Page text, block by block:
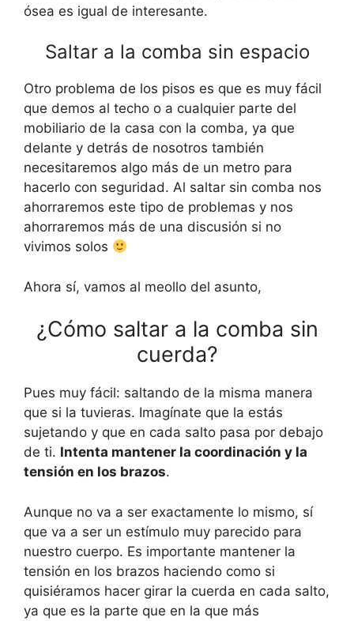
ósea es igual de interesante.
Saltar a la comba sin espacio
Otro problema de los pisos es que es muy fácil
que demos al techo o a cualquier parte del
mobiliario de la casa con la comba, ya que
delante y detrás de nosotros también
necesitaremos algo más de un metro para
hacerlo con seguridad. Al saltar sin comba nos
ahorraremos este tipo de problemas y nos
ahorraremos más de una discusión si no
vivimos solos
Ahora sí, vamos al meollo del asunto,
¿Cómo saltar a la comba sin
cuerda?
Pues muy fácil: saltando de la misma manera
que si la tuvieras. Imagínate que la estás
sujetando y que en cada salto pasa por debajo
de ti. Intenta mantener la coordinación y la
tensión en los brazos.
Aunque no va a ser exactamente lo mismo, sí
que va a ser un estímulo muy parecido para
nuestro cuerpo. Es importante mantener la
tensión en los brazos haciendo como si
quisiéramos hacer girar la cuerda en cada salto,
ya que es la parte que en la que más